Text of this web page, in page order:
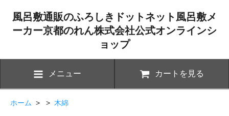
風呂敷通販のふろしきドットネット風呂敷メ
ーカー京都のれん株式会社公式オンラインシ
ョップ
メニュー カートを見る
ホーム > > 木綿